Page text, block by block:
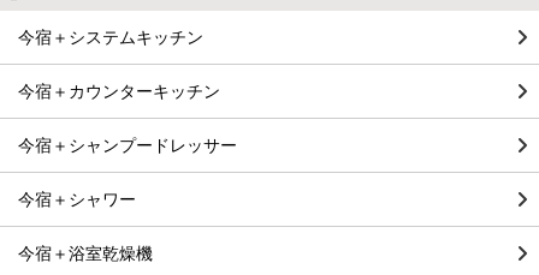
今宿＋システムキッチン
今宿＋カウンターキッチン
今宿＋シャンプードレッサー
今宿＋シャワー
今宿＋浴室乾燥機